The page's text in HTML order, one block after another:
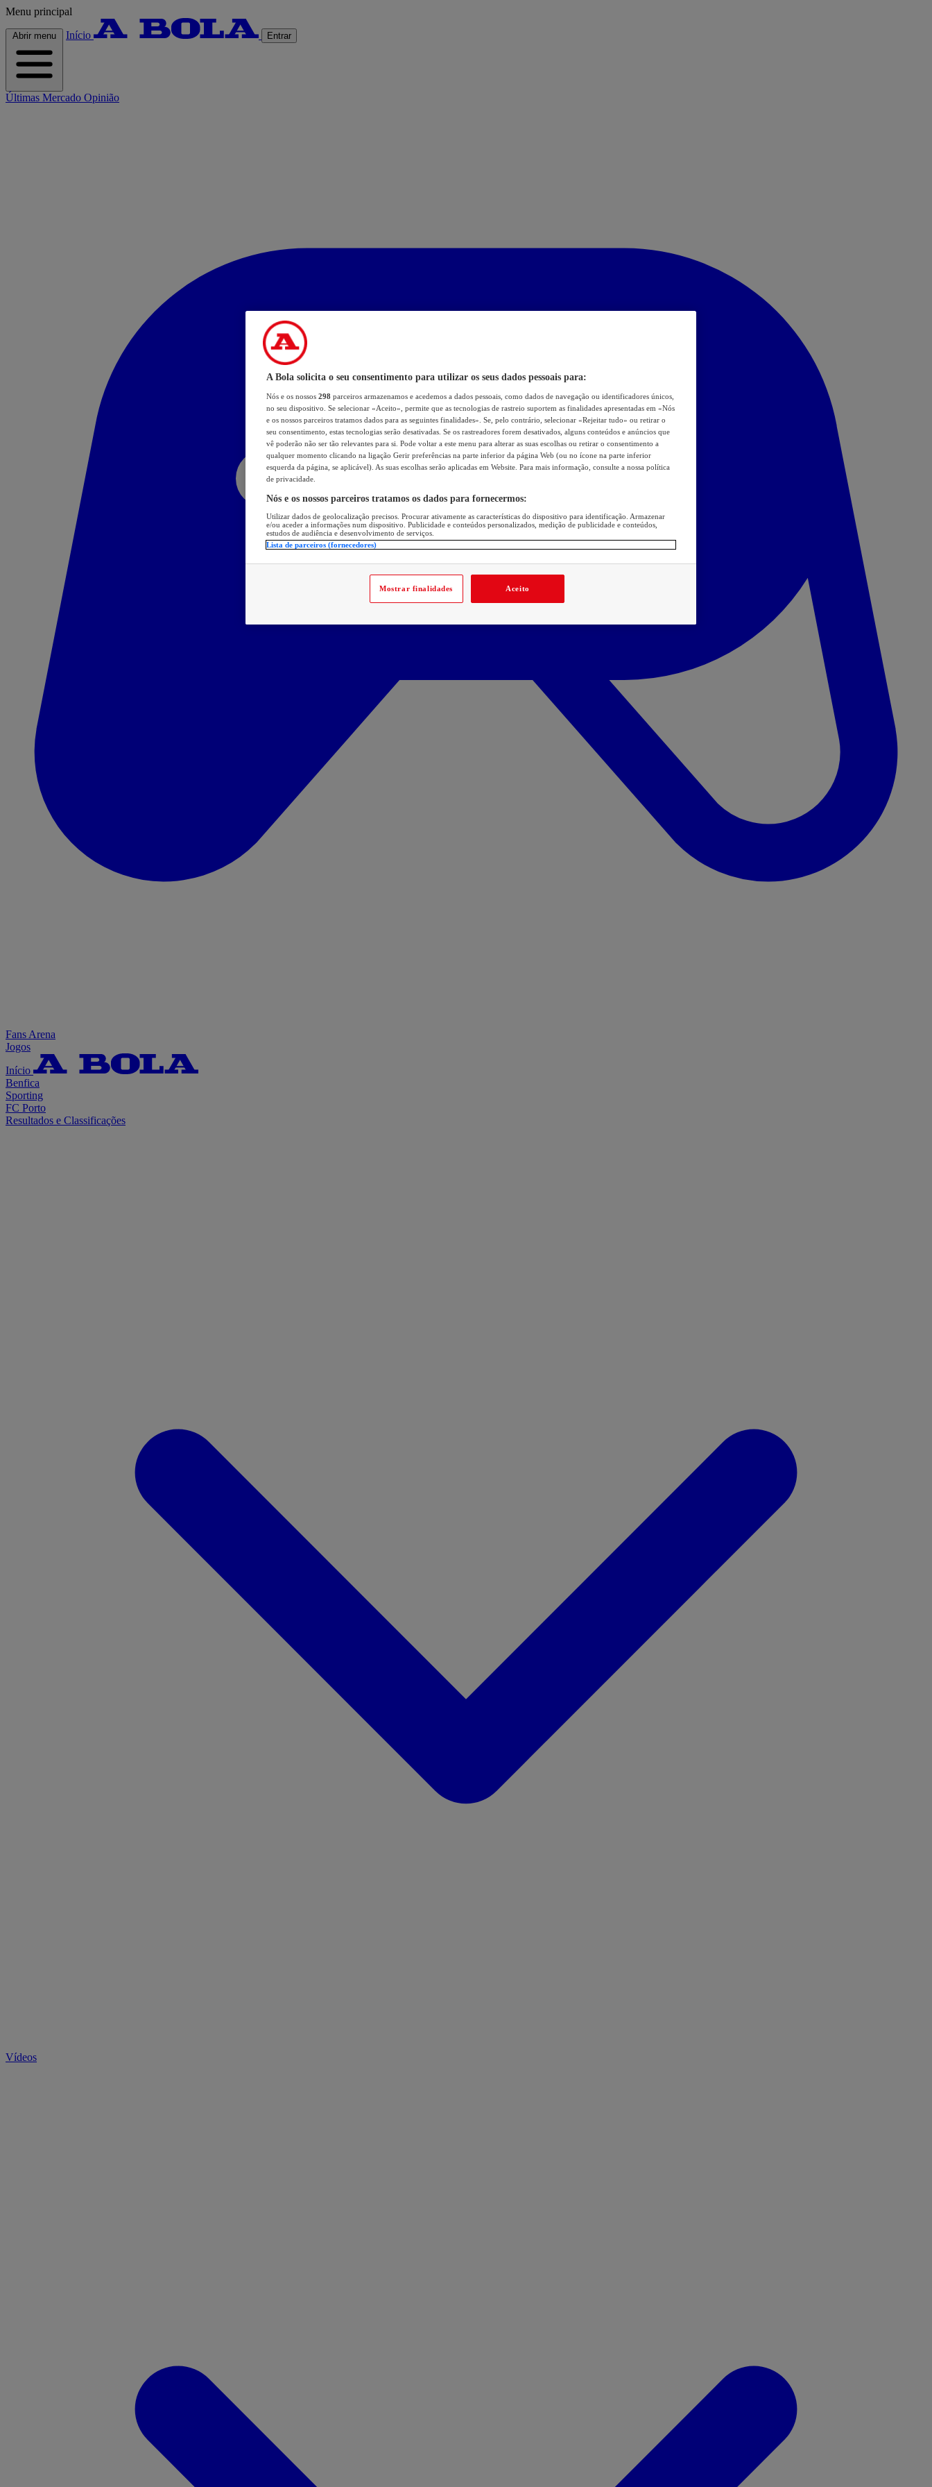
Menu principal
Abrir menu Início Entrar
Últimas Mercado Opinião
Fans Arena
Jogos
Início
Benfica
Sporting
FC Porto
Resultados e Classificações
Vídeos
A Bola solicita o seu consentimento para utilizar os seus dados pessoais para:
Nós e os nossos 298 parceiros armazenamos e acedemos a dados pessoais, como dados de navegação ou identificadores únicos,
no seu dispositivo. Se selecionar «Aceito», permite que as tecnologias de rastreio suportem as finalidades apresentadas em «Nós
e os nossos parceiros tratamos dados para as seguintes finalidades». Se, pelo contrário, selecionar «Rejeitar tudo» ou retirar o
seu consentimento, estas tecnologias serão desativadas. Se os rastreadores forem desativados, alguns conteúdos e anúncios que
vê poderão não ser tão relevantes para si. Pode voltar a este menu para alterar as suas escolhas ou retirar o consentimento a
qualquer momento clicando na ligação Gerir preferências na parte inferior da página Web (ou no ícone na parte inferior
esquerda da página, se aplicável). As suas escolhas serão aplicadas em Website. Para mais informação, consulte a nossa política
de privacidade.
Nós e os nossos parceiros tratamos os dados para fornecermos:
Utilizar dados de geolocalização precisos. Procurar ativamente as características do dispositivo para identificação. Armazenar
e/ou aceder a informações num dispositivo. Publicidade e conteúdos personalizados, medição de publicidade e conteúdos,
estudos de audiência e desenvolvimento de serviços.
Lista de parceiros (fornecedores)
Mostrar finalidades Aceito